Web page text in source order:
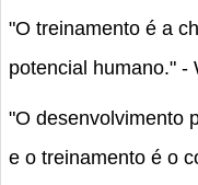
"O treinamento é a
potencial humano." -
"O desenvolvimento
e o treinamento é o